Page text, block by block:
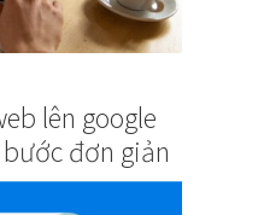
lên google
đơn giản